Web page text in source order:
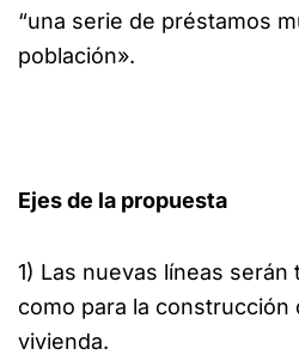
“una serie de préstamos
población».
Ejes de la propuesta
1) Las nuevas líneas serán
como para la construcción
vivienda.